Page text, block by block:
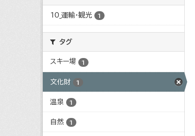
10_運輸・観光 1
タグ
スキー場 1
文化財 1
温泉 1
自然 1